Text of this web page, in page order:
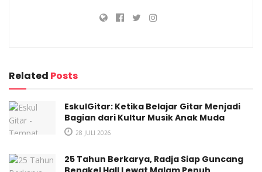
Hadir sebagai narasumber pada acara konferensi pers pagi
ini,Ridwan KamilselakuGubernur Jawa Barat,Puspita
Winawati
selakuMarketing Director PT Amerta Indah
Sweat , dan Anita Ekasari selaku perwakilan dari sponsor
Related Posts
EskulGitar: Ketika Belajar Gitar Menjadi
Bagian dari Kultur Musik Anak Muda
28 JULI 2026
25 Tahun Berkarya, Radja Siap Guncang